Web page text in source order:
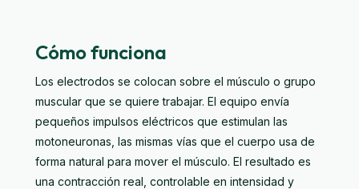
Cómo funciona
Los electrodos se colocan sobre el músculo o grupo
muscular que se quiere trabajar. El equipo envía
pequeños impulsos eléctricos que estimulan las
motoneuronas, las mismas vías que el cuerpo usa de
forma natural para mover el músculo. El resultado es
una contracción real, controlable en intensidad y